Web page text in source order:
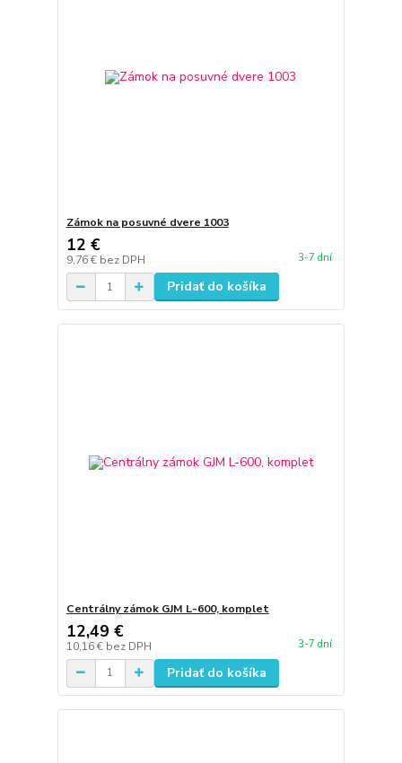
Zámok na posuvné dvere 1003
12 €
9,76 € bez DPH 3-7 dní
Pridať do košíka
Centrálny zámok GJM L-600, komplet
12,49 €
10,16 € bez DPH 3-7 dní
Pridať do košíka